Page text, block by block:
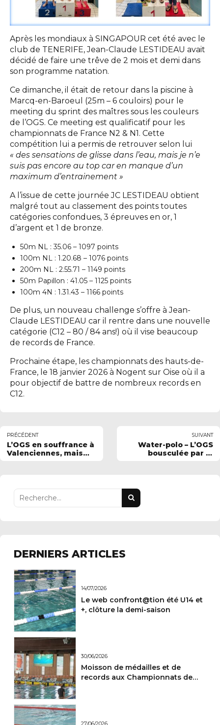
Après les mondiaux à SINGAPOUR cet été avec le
club de TENERIFE, Jean-Claude LESTIDEAU avait
décidé de faire une trêve de 2 mois et demi dans
son programme natation.
Ce dimanche, il était de retour dans la piscine à
Marcq-en-Baroeul (25m – 6 couloirs) pour le
meeting du sprint des maîtres sous les couleurs
de l’OGS. Ce meeting est qualificatif pour les
championnats de France N2 & N1. Cette
compétition lui a permis de retrouver selon lui
« des sensations de glisse dans l’eau, mais je n’e
suis pas encore au top car en manque d’un
maximum d’entrainement »
A l’issue de cette journée JC LESTIDEAU obtient
malgré tout au classement des points toutes
catégories confondues, 3 épreuves en or, 1
d’argent et 1 de bronze.
50m NL : 35.06 – 1097 points
100m NL : 1.20.68 – 1076 points
200m NL : 2.55.71 – 1149 points
50m Papillon : 41.05 – 1125 points
100m 4N : 1.31.43 – 1166 points
De plus, un nouveau challenge s’offre à Jean-
Claude LESTIDEAU car il rentre dans une nouvelle
catégorie (C12 – 80 / 84 ans!) où il vise beaucoup
de records de France.
Prochaine étape, les championnats des hauts-de-
France, le 18 janvier 2026 à Nogent sur Oise où il a
pour objectif de battre de nombreux records en
C12.
PRÉCÉDENT
L’OGS en souffrance à
Valenciennes, mais
SUIVANT
Water-polo – L’OGS
bousculée par la
DERNIERS ARTICLES
14/07/2026
Le web confront@tion été U14 et
+, clôture la demi-saison
30/06/2026
Moisson de médailles et de
records aux Championnats de
27/06/2026